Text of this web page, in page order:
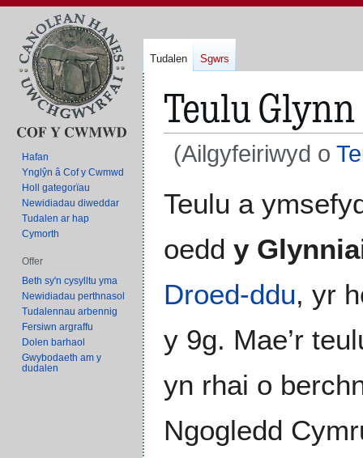
Teulu
(Ailgyfeiriwyd o
llywio
chwilio
Teulu a
oedd y
Droed-ddu, yr
y 9g. Mae’r
yn rhai o
Ngogledd
Tudalen Sgwrs
Hafan
Ynglŷn â Cof y Cwmwd
Holl gategorïau
Newidiadau diweddar
Tudalen ar hap
Cymorth
Offer
Beth sy'n cysylltu yma
Newidiadau perthnasol
Tudalennau arbennig
Fersiwn argraffu
Dolen barhaol
Gwybodaeth am y
dudalen